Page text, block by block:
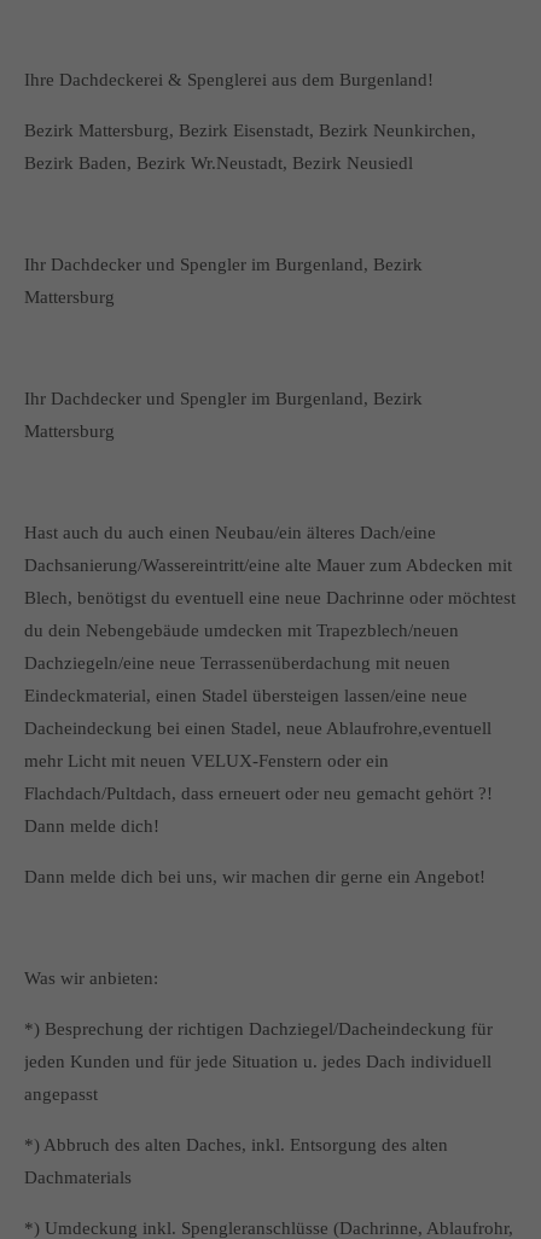
Ihre Dachdeckerei & Spenglerei aus dem Burgenland!
Bezirk Mattersburg, Bezirk Eisenstadt, Bezirk Neunkirchen,
Bezirk Baden, Bezirk Wr.Neustadt, Bezirk Neusiedl
Ihr Dachdecker und Spengler im Burgenland, Bezirk
Mattersburg
Ihr Dachdecker und Spengler im Burgenland, Bezirk
Mattersburg
Hast auch du auch einen Neubau/ein älteres Dach/eine
Dachsanierung/Wassereintritt/eine alte Mauer zum Abdecken mit
Blech, benötigst du eventuell eine neue Dachrinne oder möchtest
du dein Nebengebäude umdecken mit Trapezblech/neuen
Dachziegeln/eine neue Terrassenüberdachung mit neuen
Eindeckmaterial, einen Stadel übersteigen lassen/eine neue
Dacheindeckung bei einen Stadel, neue Ablaufrohre,eventuell
mehr Licht mit neuen VELUX-Fenstern oder ein
Flachdach/Pultdach, dass erneuert oder neu gemacht gehört ?!
Dann melde dich!
Dann melde dich bei uns, wir machen dir gerne ein Angebot!
Was wir anbieten:
*) Besprechung der richtigen Dachziegel/Dacheindeckung für
jeden Kunden und für jede Situation u. jedes Dach individuell
angepasst
*) Abbruch des alten Daches, inkl. Entsorgung des alten
Dachmaterials
*) Umdeckung inkl. Spengleranschlüsse (Dachrinne, Ablaufrohr,